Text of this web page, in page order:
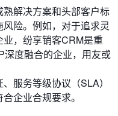
解决方案和头部客户标
险。例如，对于追求灵
，纷享销客CRM是重
度融合的企业，用友或
服务等级协议（SLA）
企业合规要求。